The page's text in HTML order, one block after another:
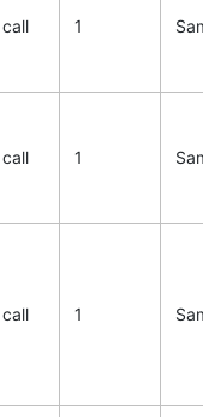
call 1
call 1
call 1